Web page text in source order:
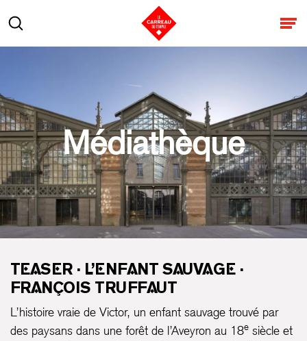
Rechercher
Médiathèque
TEASER · L’ENFANT SAUVAGE ·
FRANÇOIS TRUFFAUT
L’histoire vraie de Victor, un enfant sauvage trouvé par
des paysans dans une forêt de l’Aveyron au 18e siècle et